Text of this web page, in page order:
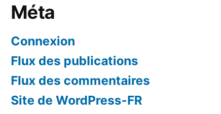
Méta
Connexion
Flux des publications
Flux des commentaires
Site de WordPress-FR